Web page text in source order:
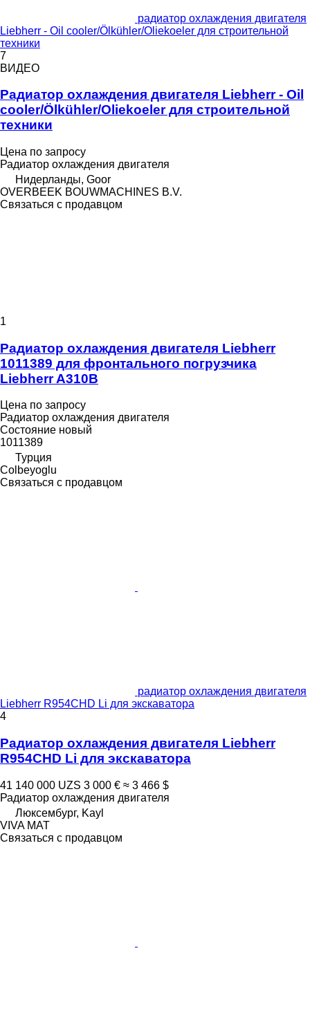
радиатор охлаждения двигателя
Liebherr - Oil cooler/Ölkühler/Oliekoeler для строительной
техники
7
ВИДЕО
Радиатор охлаждения двигателя Liebherr - Oil
cooler/Ölkühler/Oliekoeler для строительной
техники
Цена по запросу
Радиатор охлаждения двигателя
Нидерланды, Goor
OVERBEEK BOUWMACHINES B.V.
Связаться с продавцом
1
Радиатор охлаждения двигателя Liebherr
1011389 для фронтального погрузчика
Liebherr A310B
Цена по запросу
Радиатор охлаждения двигателя
Состояние новый
1011389
Турция
Colbeyoglu
Связаться с продавцом
радиатор охлаждения двигателя
Liebherr R954CHD Li для экскаватора
4
Радиатор охлаждения двигателя Liebherr
R954CHD Li для экскаватора
41 140 000 UZS 3 000 € ≈ 3 466 $
Радиатор охлаждения двигателя
Люксембург, Kayl
VIVA MAT
Связаться с продавцом